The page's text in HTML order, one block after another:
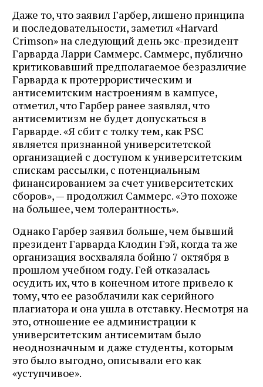
Даже то, что заявил Гарбер, лишено принципа
и последовательности, заметил «Harvard
Crimson» на следующий день экс-президент
Гарварда Ларри Саммерс. Саммерс, публично
критиковавший предполагаемое безразличие
Гарварда к протеррористическим и
антисемитским настроениям в кампусе,
отметил, что Гарбер ранее заявлял, что
антисемитизм не будет допускаться в
Гарварде. «Я сбит с толку тем, как PSC
является признанной университетской
организацией с доступом к университетским
спискам рассылки, с потенциальным
финансированием за счет университетских
сборов», — продолжил Саммерс. «Это похоже
на большее, чем толерантность».
Однако Гарбер заявил больше, чем бывший
президент Гарварда Клодин Гэй, когда та же
организация восхваляла бойню 7 октября в
прошлом учебном году. Гей отказалась
осудить их, что в конечном итоге привело к
тому, что ее разоблачили как серийного
плагиатора и она ушла в отставку. Несмотря на
это, отношение ее администрации к
университетским антисемитам было
неоднозначным и даже студенты, которым
это было выгодно, описывали его как
«уступчивое».